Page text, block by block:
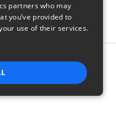
product
partners who may
you’ve provided to
use of their services.
PERFORMANCE